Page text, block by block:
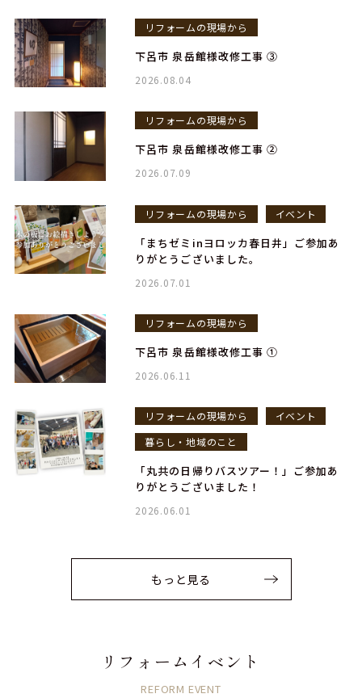
リフォームの現場から
下呂市 泉岳館様改修工事 ③
2026.08.04
リフォームの現場から
下呂市 泉岳館様改修工事 ②
2026.07.09
リフォームの現場から イベント
「まちゼミinヨロッカ春日井」ご参加あ
りがとうございました。
2026.07.01
リフォームの現場から
下呂市 泉岳館様改修工事 ①
2026.06.11
リフォームの現場から
イベント
暮らし・地域のこと
「丸共の日帰りバスツアー！」ご参加あ
りがとうございました！
2026.06.01
もっと見る
リフォームイベント
REFORM EVENT